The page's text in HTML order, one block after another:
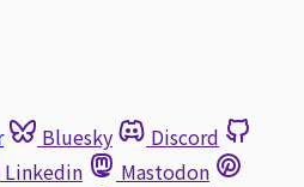
Bluesky
Discord
Linkedin
Mastodon